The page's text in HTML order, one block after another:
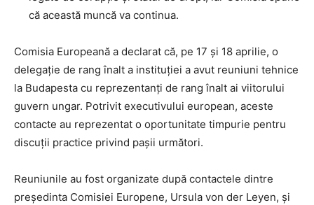
că această muncă va continua.
Comisia Europeană a declarat că, pe 17 și 18 aprilie, o
delegație de rang înalt a instituției a avut reuniuni tehnice
la Budapesta cu reprezentanți de rang înalt ai viitorului
guvern ungar. Potrivit executivului european, aceste
contacte au reprezentat o oportunitate timpurie pentru
discuții practice privind pașii următori.
Reuniunile au fost organizate după contactele dintre
președinta Comisiei Europene, Ursula von der Leyen, și